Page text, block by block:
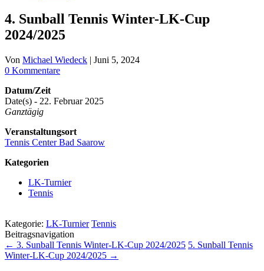
4. Sunball Tennis Winter-LK-Cup
2024/2025
Von Michael Wiedeck | Juni 5, 2024
0 Kommentare
Datum/Zeit
Date(s) - 22. Februar 2025
Ganztägig
Veranstaltungsort
Tennis Center Bad Saarow
Kategorien
LK-Turnier
Tennis
Kategorie: LK-Turnier Tennis
Beitragsnavigation
← 3. Sunball Tennis Winter-LK-Cup 2024/2025 5. Sunball Tennis
Winter-LK-Cup 2024/2025 →